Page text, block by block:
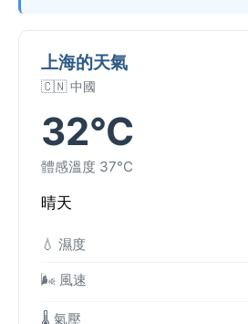
上海的天氣
🇨🇳 中國
32°C
體感溫度 37°C
晴天
💧 濕度
🌬️ 風速
🌡️ 氣壓